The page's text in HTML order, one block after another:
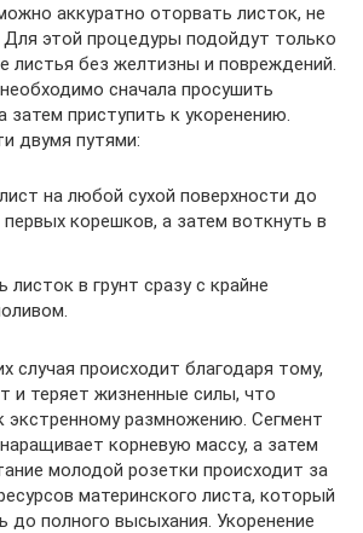
аккуратно оторвать листок, не
этой процедуры подойдут только
листья без желтизны и повреждений.
сначала просушить
затем приступить к укоренению.
двумя путями:
на любой сухой поверхности до
первых корешков, а затем воткнуть в
листок в грунт сразу с крайне
случая происходит благодаря тому,
и теряет жизненные силы, что
экстренному размножению. Сегмент
корневую массу, а затем
молодой розетки происходит за
материнского листа, который
до полного высыхания. Укоренение